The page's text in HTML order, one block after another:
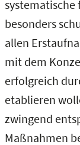
besonders
allen
mit dem
erfolgreich
etablieren
zwingend
Maßnahmen